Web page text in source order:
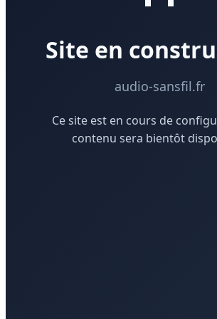
Site en
audio-sansfil.fr
Ce site est en cours de
contenu sera bientôt